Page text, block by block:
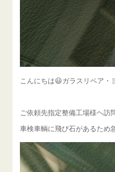
こんにちは😃ガラスリペア・
ご依頼先指定整備工場様ヘ訪
車検車輌に飛び石があるため